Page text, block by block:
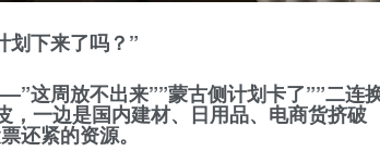
划下来了吗？”
这周放不出来””蒙古侧计划卡了””二连
，一边是国内建材、日用品、电商货挤破
还紧的资源。